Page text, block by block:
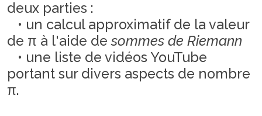
deux parties :
• un calcul approximatif de la valeur
de π à l'aide desommes de Riemann
• une liste de vidéos YouTube
portant sur divers aspects de nombre
π.